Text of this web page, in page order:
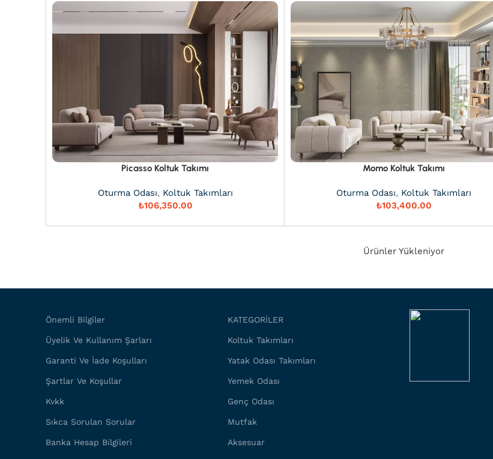
Picasso Koltuk Takımı
Oturma Odası, Koltuk Takımları
₺
Momo Koltuk Takımı
Oturma Odası, Koltuk Takımları
₺
Ürünler Yükleniyor
Önemli Bilgiler
Üyelik Ve Kullanım Şarları
Garanti Ve İade Koşulları
Şartlar Ve Koşullar
Kvkk
Sıkca Sorulan Sorular
Banka Hesap Bilgileri
KATEGORİLER
Koltuk Takımları
Yatak Odası Takımları
Yemek Odası
Genç Odası
Mutfak
Aksesuar